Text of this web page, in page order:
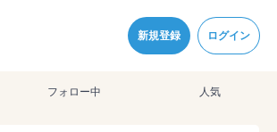
新規登録 ログイン
月28日付で プライパシーポリシーを改定しました。
を受け取るにはここをクリックします
Sketchアプリでさらに快適に！
フォロー中 人気